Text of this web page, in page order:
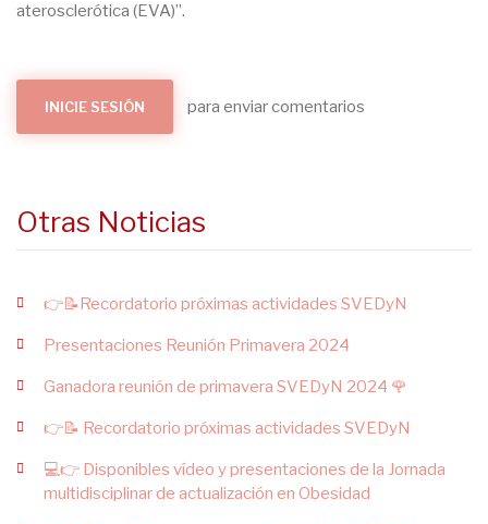
aterosclerótica (EVA)”.
INICIE SESIÓN para enviar comentarios
Otras Noticias
👉📝Recordatorio próximas actividades SVEDyN
Presentaciones Reunión Primavera 2024
Ganadora reunión de primavera SVEDyN 2024 🌹
👉📝 Recordatorio próximas actividades SVEDyN
💻👉 Disponibles vídeo y presentaciones de la Jornada
multidisciplinar de actualización en Obesidad